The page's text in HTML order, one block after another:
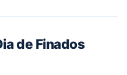
de Finados